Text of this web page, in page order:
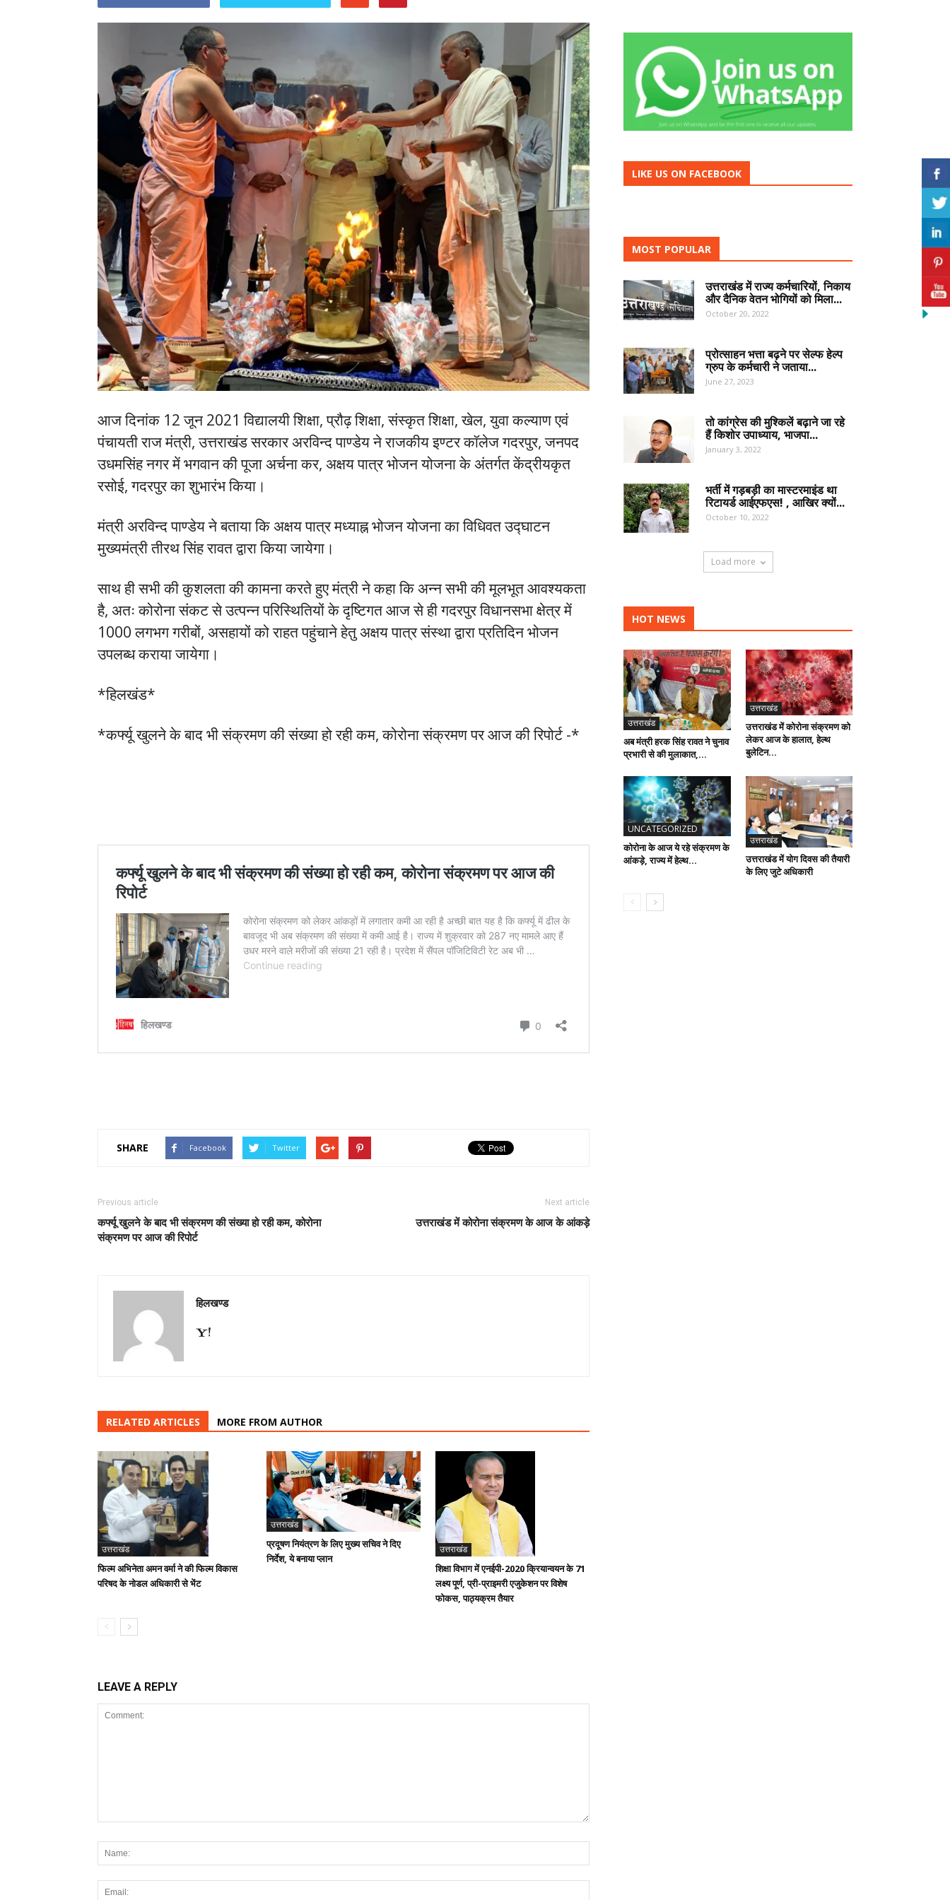
आज दिनांक 12 जून 2021 विद्यालयी शिक्षा, प्रौढ़ शिक्षा, संस्कृत शिक्षा, खेल, युवा कल्याण एवं
पंचायती राज मंत्री, उत्तराखंड सरकार अरविन्द पाण्डेय ने राजकीय इण्टर कॉलेज गदरपुर, जनपद
उधमसिंह नगर में भगवान की पूजा अर्चना कर, अक्षय पात्र भोजन योजना के अंतर्गत केंद्रीयकृत
रसोई, गदरपुर का शुभारंभ किया।
मंत्री अरविन्द पाण्डेय ने बताया कि अक्षय पात्र मध्याह्न भोजन योजना का विधिवत उद्घाटन
मुख्यमंत्री तीरथ सिंह रावत द्वारा किया जायेगा।
साथ ही सभी की कुशलता की कामना करते हुए मंत्री ने कहा कि अन्न सभी की मूलभूत आवश्यकता
है, अतः कोरोना संकट से उत्पन्न परिस्थितियों के दृष्टिगत आज से ही गदरपुर विधानसभा क्षेत्र में
1000 लगभग गरीबों, असहायों को राहत पहुंचाने हेतु अक्षय पात्र संस्था द्वारा प्रतिदिन भोजन
उपलब्ध कराया जायेगा।
*हिलखंड*
*कर्फ्यू खुलने के बाद भी संक्रमण की संख्या हो रही कम, कोरोना संक्रमण पर आज की रिपोर्ट -*
SHARE Facebook Twitter
Previous article
कर्फ्यू खुलने के बाद भी संक्रमण की संख्या हो रही कम, कोरोना
संक्रमण पर आज की रिपोर्ट
Next article
उत्तराखंड में कोरोना संक्रमण के आज के आंकड़े
हिलखण्ड
RELATED ARTICLES MORE FROM AUTHOR
उत्तराखंड
फिल्म अभिनेता अमन वर्मा ने की फिल्म विकास
परिषद के नोडल अधिकारी से भेंट
उत्तराखंड
प्रदूषण नियंत्रण के लिए मुख्य सचिव ने दिए
निर्देश, ये बनाया प्लान
उत्तराखंड
शिक्षा विभाग में एनईपी-2020 क्रियान्वयन के 71
लक्ष्य पूर्ण, प्री-प्राइमरी एजुकेशन पर विशेष
फोकस, पाठ्यक्रम तैयार
LEAVE A REPLY
LIKE US ON FACEBOOK
MOST POPULAR
उत्तराखंड में राज्य कर्मचारियों, निकाय
और दैनिक वेतन भोगियों को मिला...
October 20, 2022
प्रोत्साहन भत्ता बढ़ने पर सेल्फ हेल्प
ग्रुप के कर्मचारी ने जताया...
June 27, 2023
तो कांग्रेस की मुश्किलें बढ़ाने जा रहे
हैं किशोर उपाध्याय, भाजपा...
January 3, 2022
भर्ती में गड़बड़ी का मास्टरमाइंड था
रिटायर्ड आईएफएस! , आखिर क्यों...
October 10, 2022
Load more
HOT NEWS
उत्तराखंड
अब मंत्री हरक सिंह रावत ने चुनाव
प्रभारी से की मुलाकात,...
उत्तराखंड
उत्तराखंड में कोरोना संक्रमण को
लेकर आज के हालात, हेल्थ
बुलेटिन...
UNCATEGORIZED
कोरोना के आज ये रहे संक्रमण के
आंकड़े, राज्य में हेल्थ...
उत्तराखंड
उत्तराखंड में योग दिवस की तैयारी
के लिए जुटे अधिकारी